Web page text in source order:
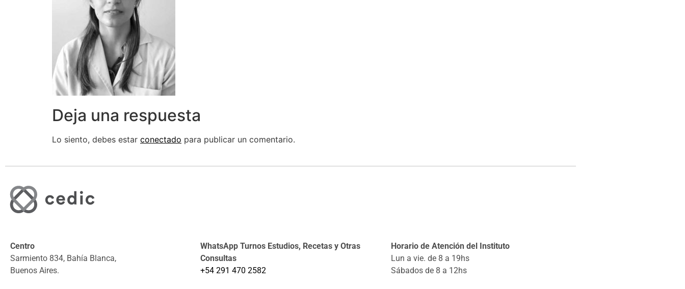
Deja una respuesta
Lo siento, debes estar conectado para publicar un comentario.
Centro
Sarmiento 834, Bahía Blanca,
Buenos Aires.
WhatsApp Turnos Estudios, Recetas y Otras
Consultas
+54 291 470 2582
Horario de Atención del Instituto
Lun a vie. de 8 a 19hs
Sábados de 8 a 12hs